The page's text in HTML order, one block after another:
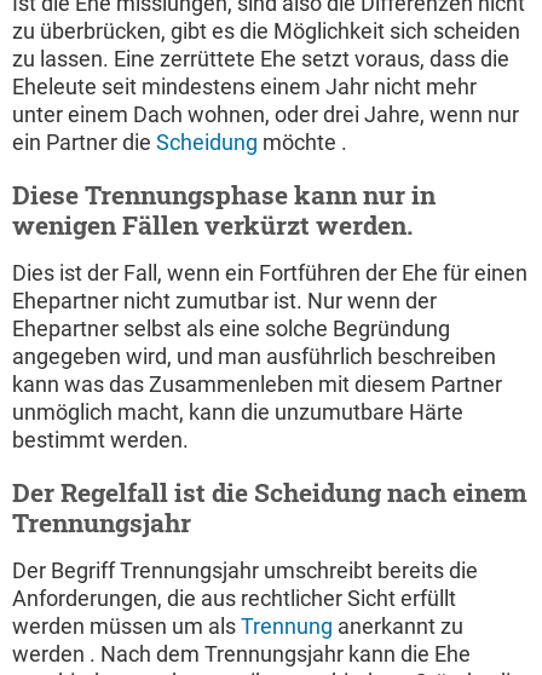
zu überbrücken, gibt es die Möglichkeit sich scheiden
zu lassen. Eine zerrüttete Ehe setzt voraus, dass die
Eheleute seit mindestens einem Jahr nicht mehr
unter einem Dach wohnen, oder drei Jahre, wenn nur
ein Partner die Scheidung möchte .
Diese Trennungsphase kann nur in
wenigen Fällen verkürzt werden.
Dies ist der Fall, wenn ein Fortführen der Ehe für einen
Ehepartner nicht zumutbar ist. Nur wenn der
Ehepartner selbst als eine solche Begründung
angegeben wird, und man ausführlich beschreiben
kann was das Zusammenleben mit diesem Partner
unmöglich macht, kann die unzumutbare Härte
bestimmt werden.
Der Regelfall ist die Scheidung nach einem
Trennungsjahr
Der Begriff Trennungsjahr umschreibt bereits die
Anforderungen, die aus rechtlicher Sicht erfüllt
werden müssen um alsTrennung anerkannt zu
werden . Nach dem Trennungsjahr kann die Ehe